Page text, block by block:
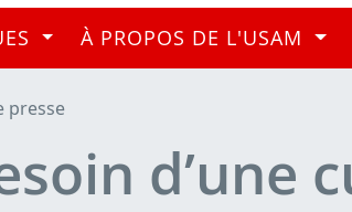
À PROPOS DE L'USAM
presse
d’une